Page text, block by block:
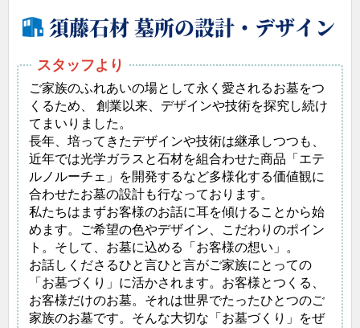
須藤石材 墓所の設計・デザイン
ご家族のふれあいの場として永く愛されるお墓をつ
くるため、 創業以来、デザインや技術を探究し続け
てまいりました。
長年、培ってきたデザインや技術は継承しつつも、
近年では光学ガラスと石材を組合わせた商品「エテ
ルノルーチェ」を開発するなど多様化する価値観に
合わせたお墓の設計も行なっております。
私たちはまずお客様のお話に耳を傾けることから始
めます。ご希望の色やデザイン、こだわりのポイン
ト。そして、お墓に込める「お客様の想い」。
お話しくださるひと言ひと言がご家族にとっての
「お墓づくり」に活かされます。お客様とつくる、
お客様だけのお墓。それは世界でたったひとつのご
家族のお墓です。そんな大切な「お墓づくり」をぜ